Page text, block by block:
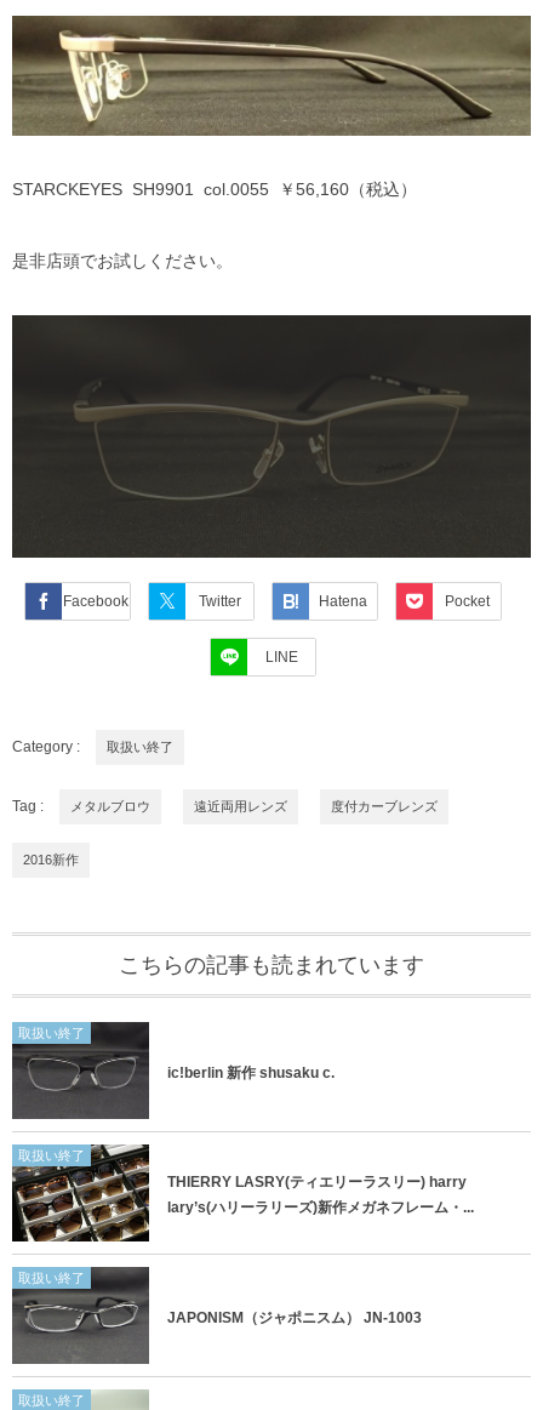
STARCKEYES SH9901 col.0055 ￥56,160（税込）
是非店頭でお試しください。
Facebook Twitter Hatena Pocket
LINE
Category : 取扱い終了
Tag : メタルブロウ 遠近両用レンズ 度付カーブレンズ
2016新作
こちらの記事も読まれています
取扱い終了
ic!berlin 新作 shusaku c.
取扱い終了
THIERRY LASRY(ティエリーラスリー) harry
lary’s(ハリーラリーズ)新作メガネフレーム・...
取扱い終了
JAPONISM（ジャポニスム） JN-1003
取扱い終了